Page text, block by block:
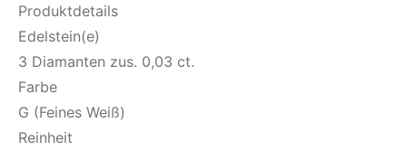
Produktdetails
Edelstein(e)
3 Diamanten zus. 0,03 ct.
Farbe
G (Feines Weiß)
Reinheit